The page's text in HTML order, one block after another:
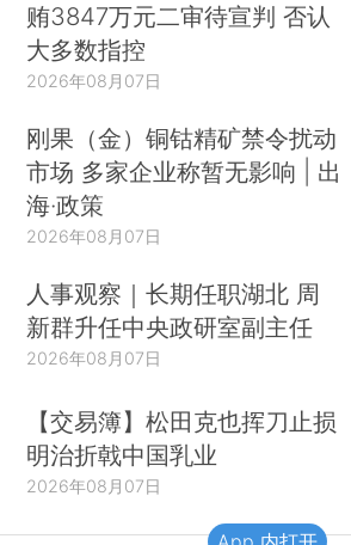
贿3847万元二审待宣判 否认
大多数指控
2026年08月07日
刚果（金）铜钴精矿禁令扰动
市场 多家企业称暂无影响 | 出
海·政策
2026年08月07日
人事观察｜长期任职湖北 周
新群升任中央政研室副主任
2026年08月07日
【交易簿】松田克也挥刀止损
明治折戟中国乳业
2026年08月07日